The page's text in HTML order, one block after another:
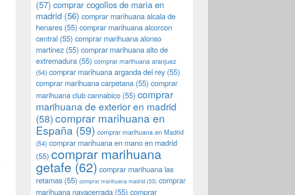
(57) comprar cogollos de maria en
madrid (56) comprar marihuana alcala de
henares (55) comprar marihuana alcorcon
central (55) comprar marihuana alonso
martinez (55) comprar marihuana alto de
extremadura (55) comprar marihuana aranjuez
(54) comprar marihuana arganda del rey (55)
comprar marihuana carpetana (55) comprar
marihuana club cannabico (55) comprar
marihuana de exterior en madrid
(58)comprar marihuana en
España (59) comprar marihuana en Madrid
(54) comprar marihuana en mano en madrid
(55) comprar marihuana
getafe (62) comprar marihuana las
retamas (55) comprar marihuana madrid (53) comprar
marihuana navacerrada (55) comprar